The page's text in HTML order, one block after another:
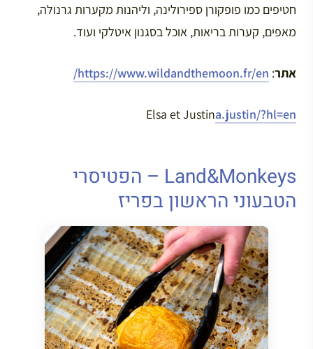
חטיפים כמו פופקורן ספירולינה, וליהנות מקערות גרנולה,
מאפים, קערות בריאות, אוכל בסגנון איטלקי ועוד.
אתר:
https://www.wildandthemoon.fr/en/
Elsa et Justina.justin/?hl=en
Land&Monkeys – הפטיסרי
הטבעוני הראשון בפריז